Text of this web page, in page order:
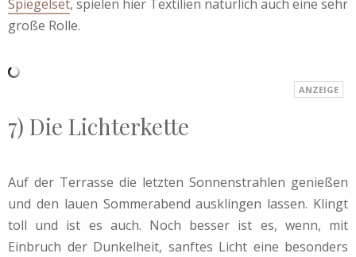
Spiegelset, spielen hier Textilien natürlich auch eine sehr
große Rolle.
7) Die Lichterkette
Auf der Terrasse die letzten Sonnenstrahlen genießen
und den lauen Sommerabend ausklingen lassen. Klingt
toll und ist es auch. Noch besser ist es, wenn, mit
Einbruch der Dunkelheit, sanftes Licht eine besonders